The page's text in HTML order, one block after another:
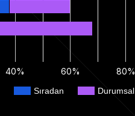
Sıradan Durumsal
40% 60% 80%